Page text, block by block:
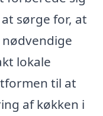
sørge for, at
lokale
til at
af køkken i